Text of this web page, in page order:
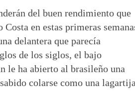
del buen rendimiento que
en estas primeras
delantera que parecía
de los siglos, el bajo
le ha abierto al brasileño una
colarse como una